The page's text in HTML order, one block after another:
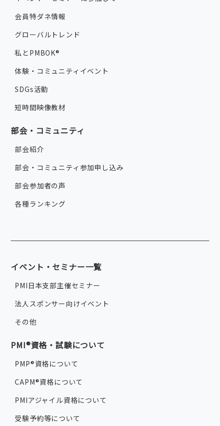
会員特ダネ情報
グローバルトレンド
私とPMBOK®
体験・コミュニティイベント
SDGs活動
短時間映像教材
部会・コミュニティ
部会紹介
部会・コミュニティ参加申し込み
部会参加者の声
各種ランキング
イベント・セミナー一覧
PMI日本支部主催セミナー
法人スポンサー向けイベント
その他
PMI®資格・試験について
PMP®資格について
CAPM®資格について
PMIアジャイル資格について
受験予約等について